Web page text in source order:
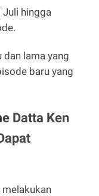
Juli hingga
dan lama yang
baru yang
Datta Ken